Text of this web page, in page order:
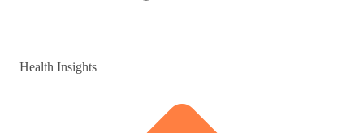
Health Insights